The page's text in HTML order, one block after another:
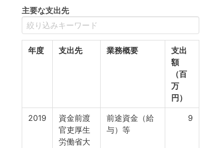
主要な支出先
年度 支出先 業務概要
支出
額
（百
万
円）
2019
資金前渡
官吏厚生
労働省大
前途資金（給
与）等
9